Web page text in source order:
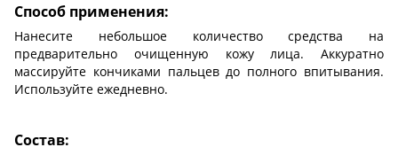
Способ применения:
Нанесите небольшое количество средства на
предварительно очищенную кожу лица. Аккуратно
массируйте кончиками пальцев до полного впитывания.
Используйте ежедневно.
Состав: